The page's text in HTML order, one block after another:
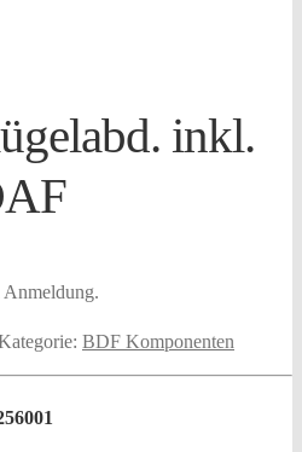
inkl.
Anmeldung.
BDF Komponenten